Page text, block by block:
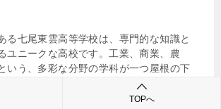
る七尾東雲高等学校は、専門的な知識と
ユニークな高校です。工業、商業、農
いう、多彩な分野の学科が一つ屋根の下
が、七尾東雲高等学校の最大の魅力と言
TOPへ